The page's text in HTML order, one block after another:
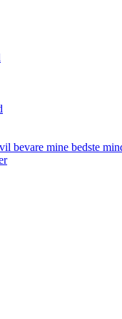
bevare mine bedste